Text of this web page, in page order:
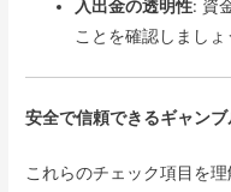
入出金の透明性: 資
ことを確認しましょ
安全で信頼できるギャン
これらのチェック項目を